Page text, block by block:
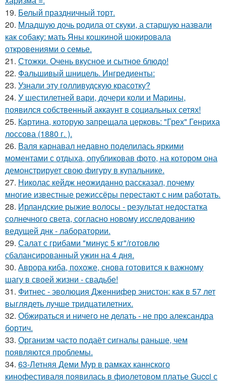
19. Белый праздничный торт.
20. Младшую дочь родила от скуки, а старшую назвали
как собаку: мать Яны кошкиной шокировала
откровениями о семье.
21. Стожки. Очень вкусное и сытное блюдо!
22. Фальшивый шницель. Ингредиенты:
23. Узнали эту голливудскую красотку?
24. У шестилетней вари, дочери коли и Марины,
появился собственный аккаунт в социальных сетях!
25. Картина, которую запрещала церковь: "Грех" Генриха
лоссова (1880 г. ).
26. Валя карнавал недавно поделилась яркими
моментами с отдыха, опубликовав фото, на котором она
демонстрирует свою фигуру в купальнике.
27. Николас кейдж неожиданно рассказал, почему
многие известные режиссёры перестают с ним работать.
28. Ирландские рыжие волосы - результат недостатка
солнечного света, согласно новому исследованию
ведущей днк - лаборатории.
29. Салат с грибами "минус 5 кг"/готовлю
сбалансированный ужин на 4 дня.
30. Аврора киба, похоже, снова готовится к важному
шагу в своей жизни - свадьбе!
31. Фитнес - эволюция Дженнифер энистон: как в 57 лет
выглядеть лучше тридцатилетних.
32. Обжираться и ничего не делать - не про александра
бортич.
33. Организм часто подаёт сигналы раньше, чем
появляются проблемы.
34. 63-Летняя Деми Мур в рамках каннского
кинофестиваля появилась в фиолетовом платье Gucci с